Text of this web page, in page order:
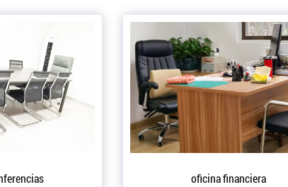
Equipo de producción Equipo de